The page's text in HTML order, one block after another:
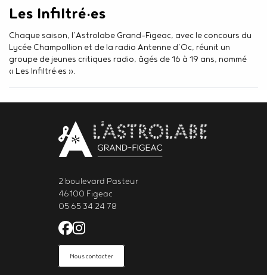
Les Infiltré·es
Résumé
Chaque saison, l’Astrolabe Grand-Figeac, avec le concours du
Lycée Champollion et de la radio Antenne d’Oc, réunit un
groupe de jeunes critiques radio, âgés de 16 à 19 ans, nommé
« Les Infiltré·es ».
2 boulevard Pasteur
46100 Figeac
05 65 34 24 78
Facebook de l'Astrolabe Grand
Instagram de l'Astrolabe Grand
Nous contacter